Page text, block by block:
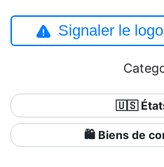
Signaler le
🇺🇸
🛍 Biens de